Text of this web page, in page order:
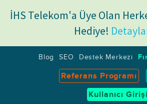
İHS Telekom'a Üye Olan
Hediye!
Blog SEO Destek Merkezi
Referans Programı
Kullanıcı Girişi